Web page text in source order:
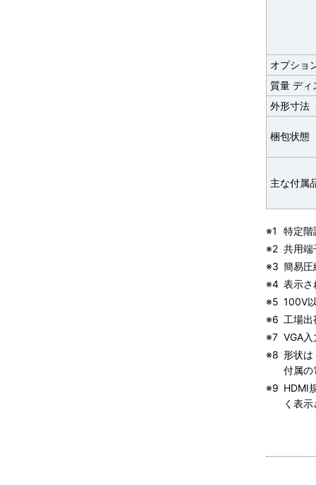
オプショ
質量 ディ
外形寸法
梱包状態
主な付属
※1
特定階
※2 共用端
※3 簡易圧
※4 表示さ
※5 100V
※6 工場出
※7 VGA入
※8 形状は
付属の
※9 HDMI
く表